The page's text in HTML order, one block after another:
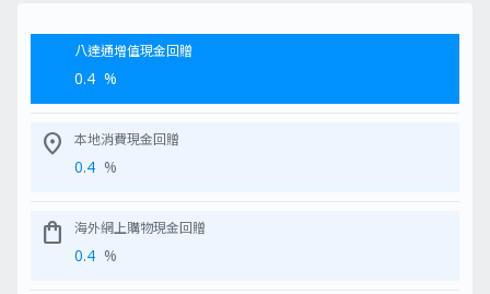
八達通增值現金回贈
0.4 %
location_on 本地消費現金回贈
0.4 %
shopping_bag 海外網上購物現金回贈
0.4 %